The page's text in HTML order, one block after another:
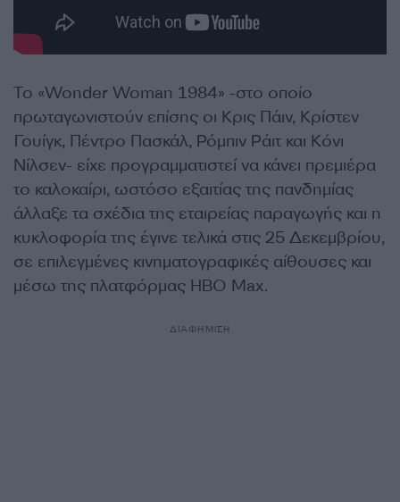
Το «Wonder Woman 1984» -στο οποίο
πρωταγωνιστούν επίσης οι Κρις Πάιν, Κρίστεν
Γουίγκ, Πέντρο Πασκάλ, Ρόμπιν Ράιτ και Κόνι
Νίλσεν- είχε προγραμματιστεί να κάνει πρεμιέρα
το καλοκαίρι, ωστόσο εξαιτίας της πανδημίας
άλλαξε τα σχέδια της εταιρείας παραγωγής και η
κυκλοφορία της έγινε τελικά στις 25 Δεκεμβρίου,
σε επιλεγμένες κινηματογραφικές αίθουσες και
μέσω της πλατφόρμας HBO Max.
ΔΙΑΦΗΜΙΣΗ